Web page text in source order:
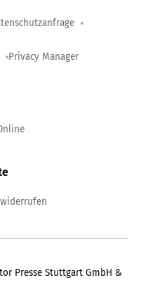
Privacy Manager
Presse Stuttgart GmbH &